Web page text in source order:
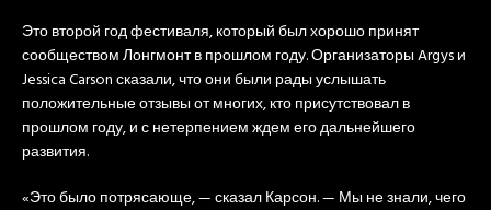
Это второй год фестиваля, который был хорошо принят
сообществом Лонгмонт в прошлом году. Организаторы Argys и
Jessica Carson сказали, что они были рады услышать
положительные отзывы от многих, кто присутствовал в
прошлом году, и с нетерпением ждем его дальнейшего
развития.
«Это было потрясающе, — сказал Карсон. — Мы не знали, чего